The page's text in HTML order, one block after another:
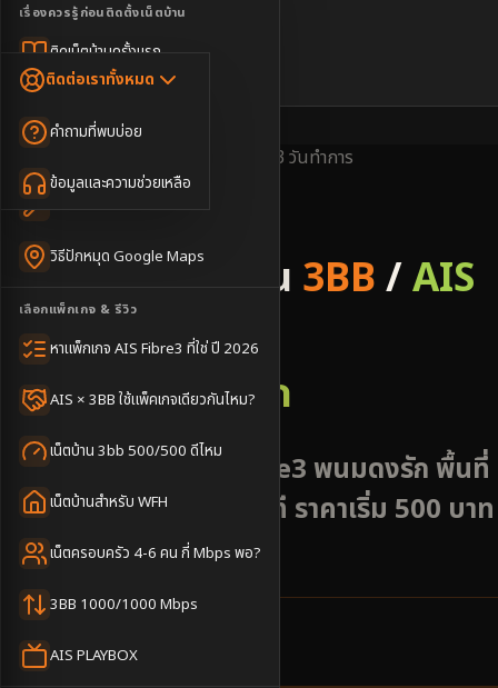
เน็ตบ้านพร้อมกล่องทีวี
เน็ตบ้าน + Netflix
เน็ตบ้าน + บริการเสริม
เน็ตบ้านแรงทุกชั้น
Dongle เน็ตสำรอง
เรื่องควรรู้ก่อนติดตั้งเน็ตบ้าน
ติดเน็ตบ้านครั้งแรก
เทคนิคขอคิวช่างได้ไว
วิธีปักหมุด Google Maps
เลือกแพ็กเกจ & รีวิว
หาแพ็กเกจ AIS Fibre3 ที่ใช่ ปี 2026
AIS × 3BB ใช้แพ็คเกจเดียวกันไหม?
เน็ตบ้าน 3bb 500/500 ดีไหม
เน็ตบ้านสำหรับ WFH
เน็ตครอบครัว 4-6 คน กี่ Mbps พอ?
3BB 1000/1000 Mbps
AIS PLAYBOX
ติดต่อเราทั้งหมด
คำถามที่พบบ่อย
ข้อมูลและความช่วยเหลือ
🇹🇭🇬🇧
2-3 วันทำการ
3BB & AIS Fibre
รับติดตั้งเน็ตบ้าน 3BB/AIS
Fibre
อำเภอพนมดงรัก
เน็ตบ้าน AIS 3BB Fibre3 พนมดงรัก พื้นที่
ธรรมชาติ นัดช่างได้ทันที ราคาเริ่ม 500 บาท
สมัครง่าย
4ตำบล
ครอบคลุมพื้นที่